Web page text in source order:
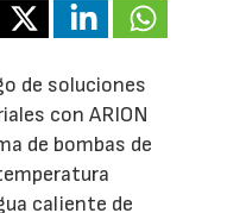
de soluciones
con ARION
de bombas de
caliente de